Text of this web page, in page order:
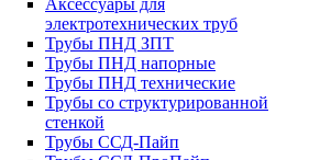
Аксессуары для
электротехнических труб
Трубы ПНД ЗПТ
Трубы ПНД напорные
Трубы ПНД технические
Трубы со структурированной
стенкой
Трубы ССД-Пайп